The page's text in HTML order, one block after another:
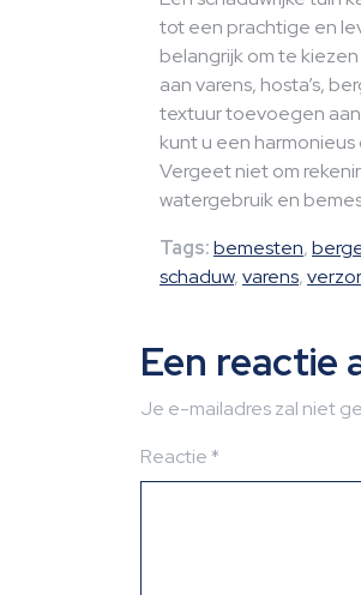
tot een prachtige en
belangrijk om te
aan varens, hosta’s,
textuur toevoegen
kunt u een
Vergeet niet om
watergebruik en
Tags:bemesten,
schaduw,varens,
Een reactie
Je e-mailadres zal niet
Reactie*